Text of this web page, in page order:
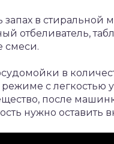
запах в
отбеливатель,
в
с легкостью
после
нужно оставить